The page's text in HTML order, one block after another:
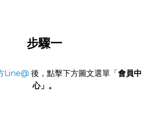
步驟一
Line@ 後，點擊下方圖文選單「會員中
心」。